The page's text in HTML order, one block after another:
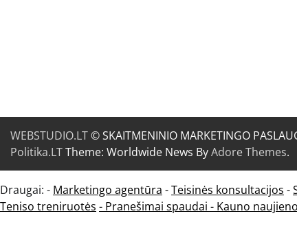
WEBSTUDIO.LT© SKAITMENINIO MARKETINGO
Politika.LTTheme: Worldwide News ByAdore Themes.
Draugai: - Marketingo agentūra -Teisinės konsultacijos -
Teniso treniruotės - Pranešimai spaudai - Kauno